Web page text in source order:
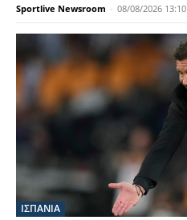
Sportlive Newsroom - 08/08/2026 13:10
ΙΣΠΑΝΙΑ